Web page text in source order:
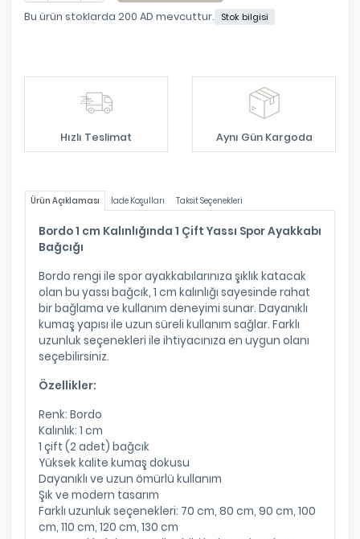
Eklendi
Bu ürün stoklarda 200 AD mevcuttur. Stok bilgisi
Hızlı Teslimat Aynı Gün Kargoda
Ürün Açıklaması İade Koşulları Taksit Seçenekleri
Bordo 1 cm Kalınlığında 1 Çift Yassı Spor Ayakkabı
Bağcığı
Bordo rengi ile spor ayakkabılarınıza şıklık katacak
olan bu yassı bağcık, 1 cm kalınlığı sayesinde rahat
bir bağlama ve kullanım deneyimi sunar. Dayanıklı
kumaş yapısı ile uzun süreli kullanım sağlar. Farklı
uzunluk seçenekleri ile ihtiyacınıza en uygun olanı
seçebilirsiniz.
Özellikler:
Renk: Bordo
Kalınlık: 1 cm
1 çift (2 adet) bağcık
Yüksek kalite kumaş dokusu
Dayanıklı ve uzun ömürlü kullanım
Şık ve modern tasarım
Farklı uzunluk seçenekleri: 70 cm, 80 cm, 90 cm, 100
cm, 110 cm, 120 cm, 130 cm